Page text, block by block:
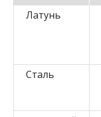
Латунь
Сталь